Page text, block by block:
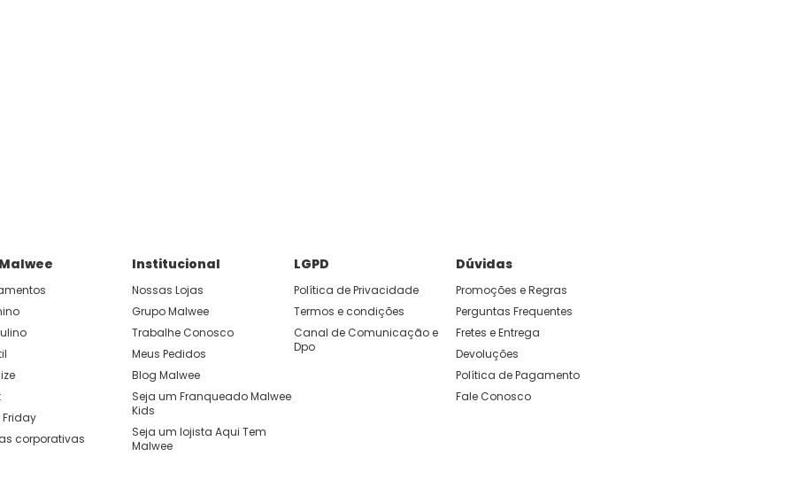
corporativas
Institucional
Nossas Lojas
Grupo Malwee
Trabalhe Conosco
Meus Pedidos
Blog Malwee
Seja um Franqueado Malwee
Kids
Seja um lojista Aqui Tem
Malwee
LGPD
Política de Privacidade
Termos e condições
Canal de Comunicação e
Dpo
Dúvidas
Promoções e Regras
Perguntas Frequentes
Fretes e Entrega
Devoluções
Política de Pagamento
Fale Conosco